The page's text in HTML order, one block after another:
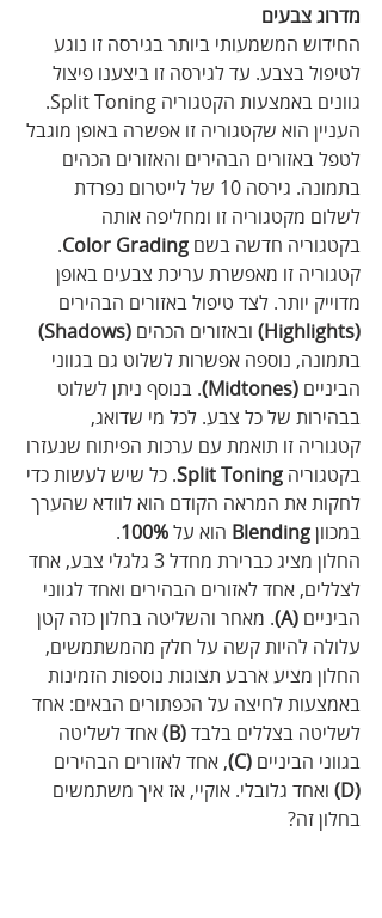
מדרוג צבעים
החידוש המשמעותי ביותר בגירסה זו נוגע
לטיפול בצבע. עד לגירסה זו ביצענו פיצול
גוונים באמצעות הקטגוריה Split Toning.
העניין הוא שקטגוריה זו אפשרה באופן מוגבל
לטפל באזורים הבהירים והאזורים הכהים
בתמונה. גירסה 10 של לייטרום נפרדת
לשלום מקטגוריה זו ומחליפה אותה
בקטגוריה חדשה בשם Color Grading
.
קטגוריה זו מאפשרת עריכת צבעים באופן
מדוייק יותר. לצד טיפול באזורים הבהירים
(Highlights)
ובאזורים הכהים (Shadows)
בתמונה, נוספה אפשרות לשלוט גם בגווני
הביניים (Midtones)
. בנוסף ניתן לשלוט
בבהירות של כל צבע. לכל מי שדואג,
קטגוריה זו תואמת עם ערכות הפיתוח שנעזרו
בקטגוריה Split Toning. כל שיש לעשות כדי
לחקות את המראה הקודם הוא לוודא שהערך
במכוון Blending הוא על 100%
.
החלון מציג כברירת מחדל 3 גלגלי צבע, אחד
לצללים, אחד לאזורים הבהירים ואחד לגווני
הביניים (A)
. מאחר והשליטה בחלון כזה קטן
עלולה להיות קשה על חלק מהמשתמשים,
החלון מציע ארבע תצוגות נוספות הזמינות
באמצעות לחיצה על הכפתורים הבאים: אחד
לשליטה בצללים בלבד (B)
אחד לשליטה
בגווני הביניים (C)
, אחד לאזורים הבהירים
(D)
ואחד גלובלי. אוקיי, אז איך משתמשים
בחלון זה?